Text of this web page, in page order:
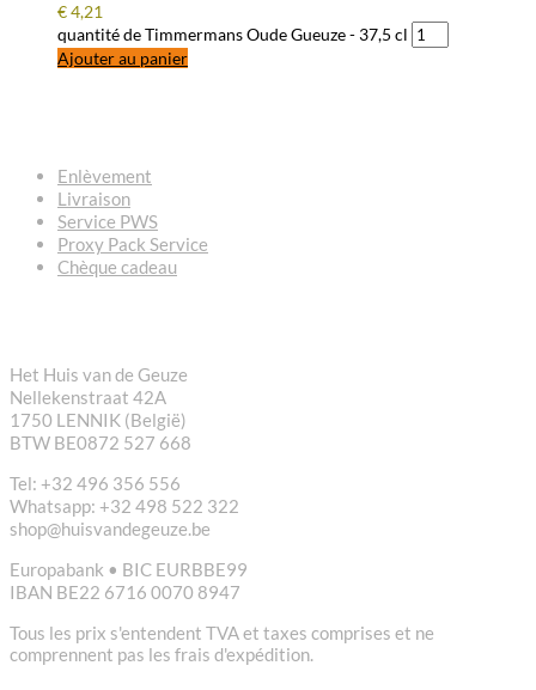
€4,21
quantité de Timmermans Oude Gueuze - 37,5 cl
Ajouter au panier
Enlèvement
Livraison
Service PWS
Proxy Pack Service
Chèque cadeau
Het Huis van de Geuze
Nellekenstraat 42A
1750 LENNIK (België)
BTW BE0872 527 668
Tel: +32 496 356 556
Whatsapp: +32 498 522 322
shop@huisvandegeuze.be
Europabank • BIC EURBBE99
IBAN BE22 6716 0070 8947
Tous les prix s'entendent TVA et taxes comprises et ne
comprennent pas les frais d'expédition.